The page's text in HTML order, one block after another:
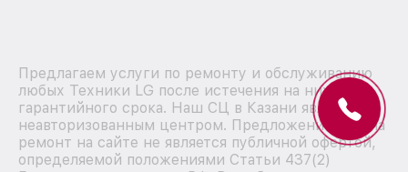
Предлагаем услуги по ремонту и обслуживанию
любых Техники LG после истечения на них
гарантийного срока. Наш СЦ в Казани является
неавторизованным центром. Предложение цен на
ремонт на сайте не является публичной офертой,
определяемой положениями Статьи 437(2)